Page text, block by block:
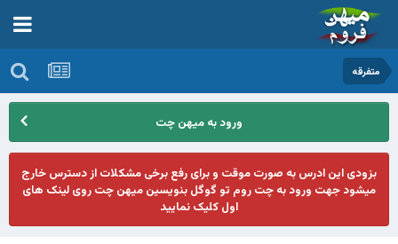
متفرقه
ورود به میهن چت
بزودی این ادرس به صورت موقت و برای رفع برخی مشکلات از دسترس خارج
میشود جهت ورود به چت روم تو گوگل بنویسین میهن چت روی لینک های
اول کلیک نمایید